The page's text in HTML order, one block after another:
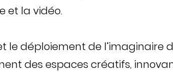
et la vidéo.
le déploiement de l’imaginaire
des espaces créatifs,